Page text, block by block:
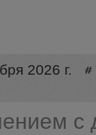
2026 г.
с